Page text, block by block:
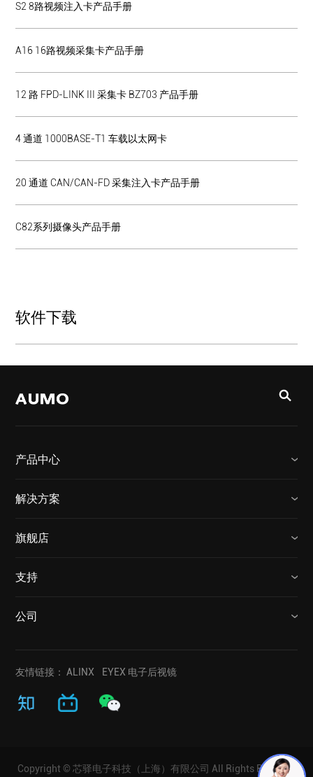
S2 8路视频注入卡产品手册
A16 16路视频采集卡产品手册
12 路 FPD-LINK III 采集卡 BZ703 产品手册
4 通道 1000BASE-T1 车载以太网卡
20 通道 CAN/CAN-FD 采集注入卡产品手册
C82系列摄像头产品手册
软件下载
产品中心
解决方案
旗舰店
支持
公司
友情链接： ALINX EYEX 电子后视镜
Copyright © 芯驿电子科技（上海）有限公司 All Rights Reserved